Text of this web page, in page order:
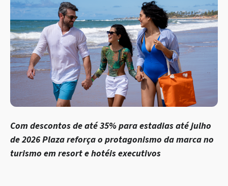
Com descontos de até 35% para estadias até julho
de 2026 Plaza reforça o protagonismo da marca no
turismo em resort e hotéis executivos